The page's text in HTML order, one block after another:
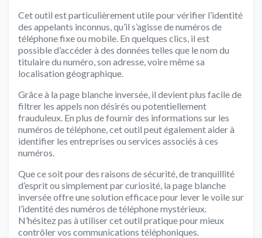
Cet outil est particulièrement utile pour vérifier l’identité
des appelants inconnus, qu’il s’agisse de numéros de
téléphone fixe ou mobile. En quelques clics, il est
possible d’accéder à des données telles que le nom du
titulaire du numéro, son adresse, voire même sa
localisation géographique.
Grâce à la page blanche inversée, il devient plus facile de
filtrer les appels non désirés ou potentiellement
frauduleux. En plus de fournir des informations sur les
numéros de téléphone, cet outil peut également aider à
identifier les entreprises ou services associés à ces
numéros.
Que ce soit pour des raisons de sécurité, de tranquillité
d’esprit ou simplement par curiosité, la page blanche
inversée offre une solution efficace pour lever le voile sur
l’identité des numéros de téléphone mystérieux.
N’hésitez pas à utiliser cet outil pratique pour mieux
contrôler vos communications téléphoniques.